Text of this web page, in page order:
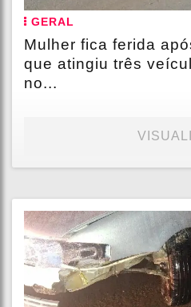
GERAL
Mulher fica ferida
que atingiu três
no...